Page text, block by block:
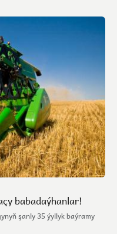
babadaýhanlar!
şanly 35 ýyllyk baýramy